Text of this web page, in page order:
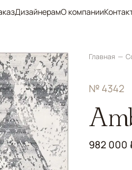
ДизайнерамО компании
Главная
№ 4342
982 000